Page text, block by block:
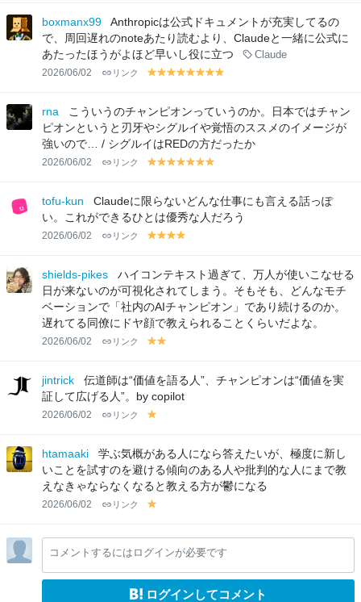
lo
w
lo
w
lo
w
lo
w
lo
w
lo
w
lo
w
lo
w
lolo
w
lo
w
lo
w
lo
w
boxmanx99
Anthropicは公式ドキュメントが充実してるの
で、周回遅れのnoteあたり読むより、Claudeと一緒に公式に
あたったほうがよほど早いし役に立つ
Claude
2026/06/02 リンク
y
lo
w
y
lo
w
y
lo
w
y
lo
w
y
lo
w
y
w
y
lo
w
lo
w
rna
こういうのチャンピオンっていうのか。日本ではチャン
ピオンというと刃牙やシグルイや覚悟のススメのイメージが
強いので… / シグルイはREDの方だったか
2026/06/02 リンク
y
lo
w
y
lo
w
y
lo
w
y
lo
w
y
lo
w
y
lo
w
lo
w
tofu-kun
Claudeに限らないどんな仕事にも言える話っぽ
い。これができるひとは優秀な人だろう
2026/06/02 リンク
y
lo
w
y
lo
w
y
lo
w
lo
w
shields-pikes
ハイコンテキスト過ぎて、万人が使いこなせる
日が来ないのが可視化されてしまう。そもそも、どんなモチ
ベーションで「社内のAIチャンピオン」であり続けるのか。
遅れてる同僚にドヤ顔で教えられることくらいだよな。
2026/06/02 リンク
y
lo
w
lo
w
jintrick
伝道師は“価値を語る人”、チャンピオンは“価値を実
証して広げる人”。by copilot
2026/06/02 リンク
lo
w
htamaaki
学ぶ気概がある人になら答えたいが、極度に新し
いことを試すのを避ける傾向のある人や批判的な人にまで教
えなきゃならなくなると教える方が鬱になる
2026/06/02 リンク
lo
w
コメントするにはログインが必要です
ログインしてコメント